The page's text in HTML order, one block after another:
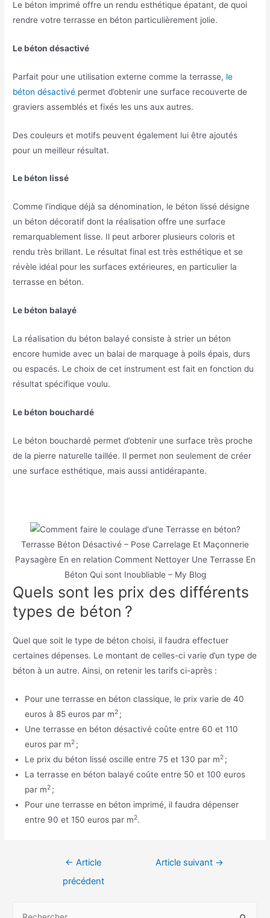
Le béton imprimé offre un rendu esthétique épatant, de quoi
rendre votre terrasse en béton particulièrement jolie.
Le béton désactivé
Parfait pour une utilisation externe comme la terrasse, le
béton désactivé permet d’obtenir une surface recouverte de
graviers assemblés et fixés les uns aux autres.
Des couleurs et motifs peuvent également lui être ajoutés
pour un meilleur résultat.
Le béton lissé
Comme l’indique déjà sa dénomination, le béton lissé désigne
un béton décoratif dont la réalisation offre une surface
remarquablement lisse. Il peut arborer plusieurs coloris et
rendu très brillant. Le résultat final est très esthétique et se
révèle idéal pour les surfaces extérieures, en particulier la
terrasse en béton.
Le béton balayé
La réalisation du béton balayé consiste à strier un béton
encore humide avec un balai de marquage à poils épais, durs
ou espacés. Le choix de cet instrument est fait en fonction du
résultat spécifique voulu.
Le béton bouchardé
Le béton bouchardé permet d’obtenir une surface très proche
de la pierre naturelle taillée. Il permet non seulement de créer
une surface esthétique, mais aussi antidérapante.
Terrasse Béton Désactivé – Pose Carrelage Et Maçonnerie
Paysagère En en relation Comment Nettoyer Une Terrasse En
Béton Qui sont Inoubliable – My Blog
Quels sont les prix des différents
types de béton ?
Quel que soit le type de béton choisi, il faudra effectuer
certaines dépenses. Le montant de celles-ci varie d’un type de
béton à un autre. Ainsi, on retenir les tarifs ci-après :
Pour une terrasse en béton classique, le prix varie de 40
euros à 85 euros par m2 ;
Une terrasse en béton désactivé coûte entre 60 et 110
euros par m2 ;
Le prix du béton lissé oscille entre 75 et 130 par m2 ;
La terrasse en béton balayé coûte entre 50 et 100 euros
par m2 ;
Pour une terrasse en béton imprimé, il faudra dépenser
entre 90 et 150 euros par m2.
Navigation← Article
précédent
Article suivant →